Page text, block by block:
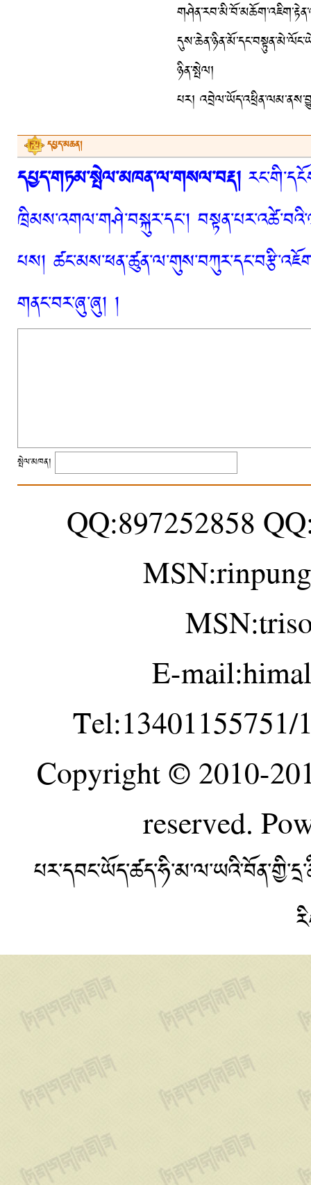
ཉིན་སྤེལ།
པར།
དཔྱད་མཆན།
དཔྱད་གཏམ་སྤེལ་མཁན་ལ་གསལ་བརྡ།
ཁྲིམས་འགལ་གཤེ་བསྐུར་དང་།
པས།
གནང་བར་ཞུ་ཞུ། །
སྤེལ་མཁན།
QQ:897252858
E-
Tel:13401155751/
Copyright © 2010-
reserved.